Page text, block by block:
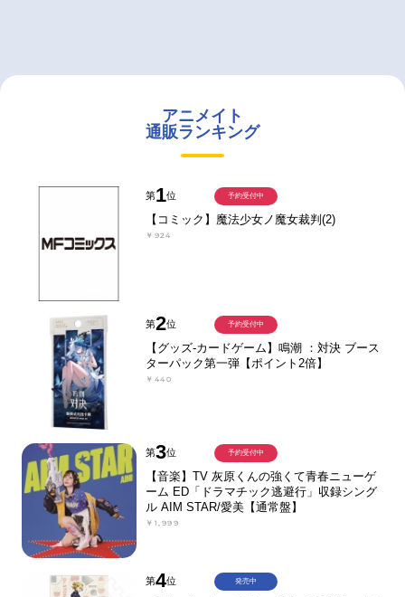
アニメイト
通販ランキング
第1位
【コミック】魔法少女ノ魔女裁判(2)
￥924
予約受付中
第2位
【グッズ-カードゲーム】鳴潮 ：対決 ブース
ターパック第一弾【ポイント2倍】
￥440
予約受付中
第3位
【音楽】TV 灰原くんの強くて青春ニューゲ
ーム ED「ドラマチック逃避行」収録シング
ル AIM STAR/愛美【通常盤】
￥1,999
予約受付中
第4位 発売中